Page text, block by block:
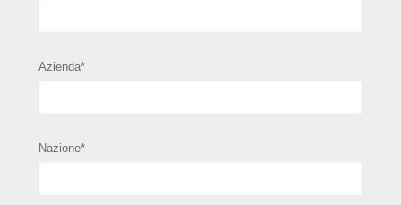
Azienda*
Nazione*